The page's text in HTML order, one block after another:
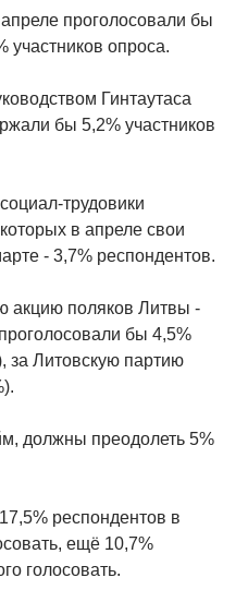
проголосовали бы
участников опроса.
Гинтаутаса
бы 5,2% участников
трудовики
в апреле свои
- 3,7% респондентов.
акцию поляков Литвы -
бы 4,5%
за Литовскую партию
должны преодолеть 5%
респондентов в
ещё 10,7%
голосовать.